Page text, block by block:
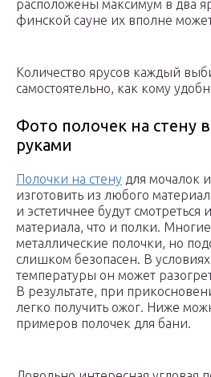
расположены максимум в два
финской сауне их вполне
Количество ярусов каждый
самостоятельно, как кому
Фото полочек на стену
руками
Полочки на стену для мочалок
изготовить из любого
и эстетичнее будут смотреться
материала, что и полки.
металлические полочки, но
слишком безопасен. В
температуры он может
В результате, при
легко получить ожог. Ниже
примеров полочек для бани.